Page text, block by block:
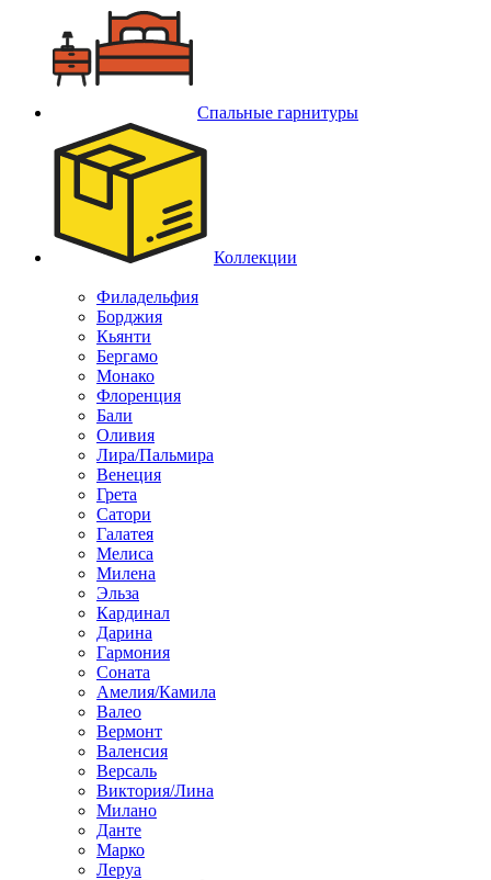
Спальные гарнитуры
Коллекции
Филадельфия
Борджия
Кьянти
Бергамо
Монако
Флоренция
Бали
Оливия
Лира/Пальмира
Венеция
Грета
Сатори
Галатея
Мелиса
Милена
Эльза
Кардинал
Дарина
Гармония
Соната
Амелия/Камила
Валео
Вермонт
Валенсия
Версаль
Виктория/Лина
Милано
Данте
Марко
Леруа